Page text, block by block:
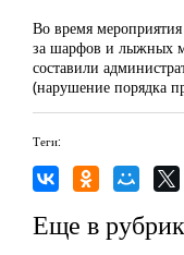
Во время
за шарфов и лыжных
составили
(нарушение порядка
Теги:
Еще в